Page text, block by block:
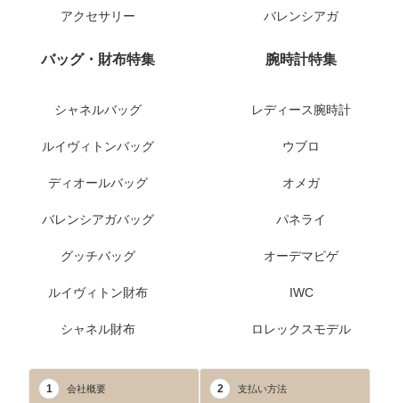
アクセサリー バレンシアガ
バッグ・財布特集
シャネルバッグ
ルイヴィトンバッグ
ディオールバッグ
バレンシアガバッグ
グッチバッグ
ルイヴィトン財布
シャネル財布
腕時計特集
レディース腕時計
ウブロ
オメガ
パネライ
オーデマピゲ
IWC
ロレックスモデル
1 会社概要 2 支払い方法